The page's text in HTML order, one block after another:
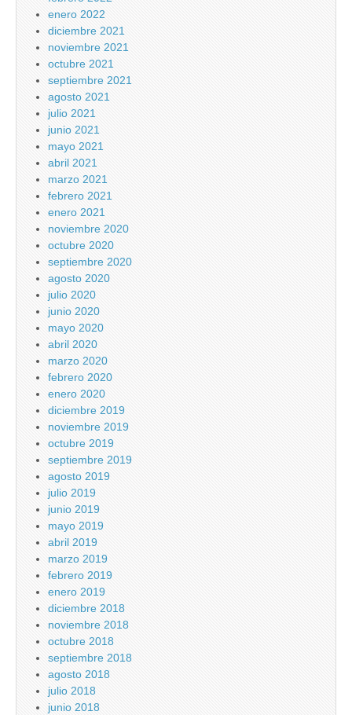
enero 2022
diciembre 2021
noviembre 2021
octubre 2021
septiembre 2021
agosto 2021
julio 2021
junio 2021
mayo 2021
abril 2021
marzo 2021
febrero 2021
enero 2021
noviembre 2020
octubre 2020
septiembre 2020
agosto 2020
julio 2020
junio 2020
mayo 2020
abril 2020
marzo 2020
febrero 2020
enero 2020
diciembre 2019
noviembre 2019
octubre 2019
septiembre 2019
agosto 2019
julio 2019
junio 2019
mayo 2019
abril 2019
marzo 2019
febrero 2019
enero 2019
diciembre 2018
noviembre 2018
octubre 2018
septiembre 2018
agosto 2018
julio 2018
junio 2018